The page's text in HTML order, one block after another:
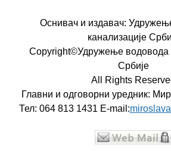
Оснивач и издавач:
канализације
Copyright©Удружење водовода
Србије
All Rights
Главни и одговорни уредник:
Тел: 064 813 1431 E-mail: